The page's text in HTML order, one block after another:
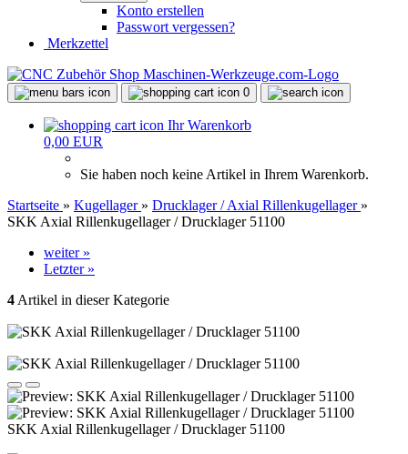
Konto erstellen
Passwort vergessen?
Merkzettel
0
Ihr Warenkorb
0,00 EUR
Sie haben noch keine Artikel in Ihrem Warenkorb.
Startseite » Kugellager » Drucklager / Axial Rillenkugellager »
SKK Axial Rillenkugellager / Drucklager 51100
weiter »
Letzter »
4 Artikel in dieser Kategorie
SKK Axial Rillenkugellager / Drucklager 51100